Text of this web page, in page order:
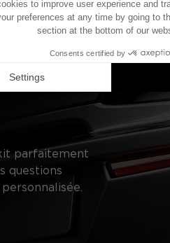
produits compatibles :
parfaitement
questions